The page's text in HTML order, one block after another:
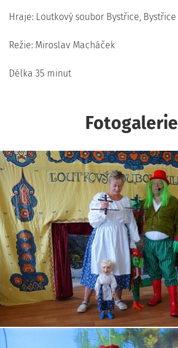
Hraje: Loutkový soubor Bystřice, Bystřice
Režie: Miroslav Macháček
Délka 35 minut
Fotogalerie